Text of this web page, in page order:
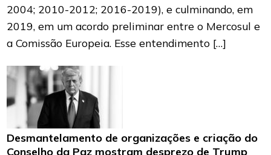
2004; 2010-2012; 2016-2019), e culminando, em
2019, em um acordo preliminar entre o Mercosul e
a Comissão Europeia. Esse entendimento […]
Desmantelamento de organizações e criação do
Conselho da Paz mostram desprezo de Trump